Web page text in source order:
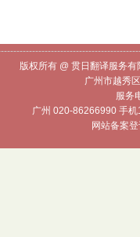
版权所有 @ 贯日翻译服务
广州市越秀
服务
广州 020-86266990 手
网站备案